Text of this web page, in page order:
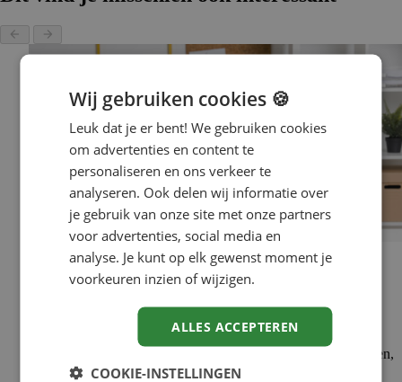
Werkgeluk
Op vakantie zonder werkstress? Met
deze 5 tips vertrek je ontspannen
Je kijkt er al weken naar uit: vakantie. Even geen vergaderingen,
geen volle agenda en geen Microsoft Teams meldingen op je
Wij gebruiken cookies 🍪
Leuk dat je er bent! We gebruiken cookies
om advertenties en content te
personaliseren en ons verkeer te
analyseren. Ook delen wij informatie over
je gebruik van onze site met onze partners
voor advertenties, social media en
analyse. Je kunt op elk gewenst moment je
voorkeuren inzien of wijzigen.
ALLES ACCEPTEREN
COOKIE-INSTELLINGEN